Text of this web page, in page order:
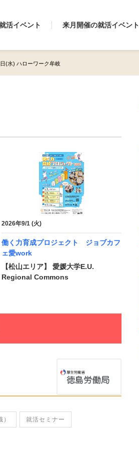
活イベント 来月開催の就活イベント
(水) ハローワーク牟岐
2026年9/1 (火)
働く力育成プロジェクト ジョブカフ
ェ愛work
【松山エリア】 愛媛大学E.U.
Regional Commons
就活セミナー